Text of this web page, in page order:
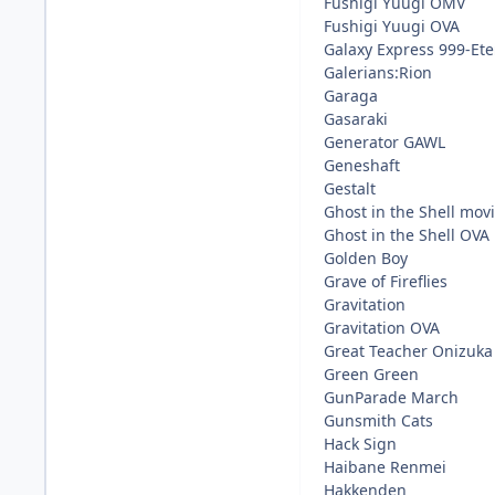
Fushigi Yuugi OVA
Galaxy Express 999-
Galerians:Rion
Garaga
Gasaraki
Generator GAWL
Geneshaft
Gestalt
Ghost in the Shell
Ghost in the Shell OVA
Golden Boy
Grave of Fireflies
Gravitation
Gravitation OVA
Great Teacher Onizuka
Green Green
GunParade March
Gunsmith Cats
Hack Sign
Haibane Renmei
Hakkenden